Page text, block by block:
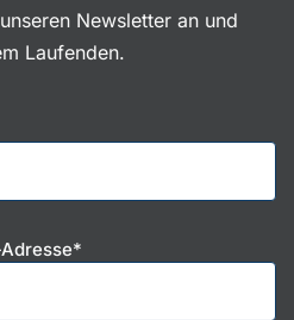
Newsletter an und
Laufenden.